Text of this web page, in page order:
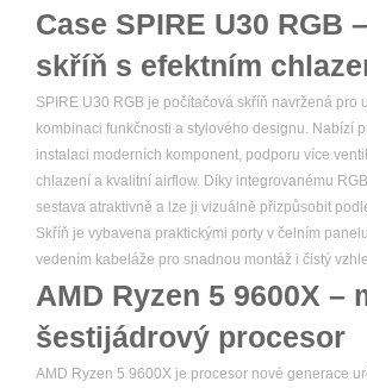
Case SPIRE U30 RGB
skříň s efektním
SPIRE U30 RGB je počítačová skříň navržená pro
kombinaci funkčnosti a stylového designu. Nabízí
instalaci moderních komponent, podporu více
chlazení a kvalitní airflow. Díky integrovanému
sestava atraktivně a lze ji vizuálně přizpůsobit
Skříň je vybavena praktickými porty v čelním
vedením kabeláže pro snadnou montáž i čistý
AMD Ryzen 5 9600X –
šestijádrový procesor
AMD Ryzen 5 9600X je procesor nové generace